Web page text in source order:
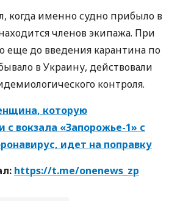
когда именно судно прибыло в
членов экипажа. При
еще до введения карантина по
в Украину, действовали
контроля.
которую
с вокзала «Запорожье-1» с
идет на поправку
https://t.me/onenews_zp